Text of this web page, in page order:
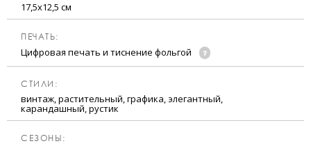
17,5х12,5 см
ПЕЧАТЬ:
Цифровая печать и тиснение фольгой
CТИЛИ:
винтаж, растительный, графика, элегантный,
карандашный, рустик
CЕЗОНЫ: